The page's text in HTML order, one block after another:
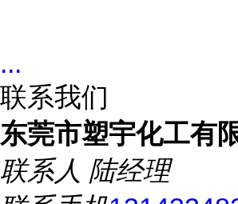
...
联系我们
东莞市塑宇化工有
联系人 陆经理